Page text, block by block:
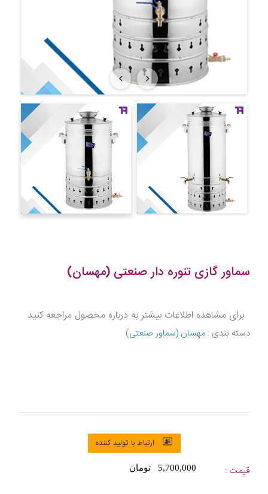
سماور گازی تنوره دار صنعتی (مهسان)
برای مشاهده اطلاعات بیشتر به درباره محصول مراجعه کنید
دسته بندی : مهسان (سماور صنعتی)
ارتباط با تولید کننده
قیمت : 5,700,000 تومان